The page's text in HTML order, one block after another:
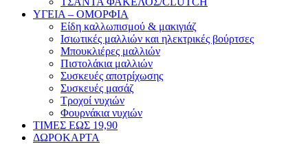
ΥΓΕΙΑ – ΟΜΟΡΦΙΑ
Είδη καλλωπισμού & μακιγιάζ
Ισιωτικές μαλλιών και ηλεκτρικές βούρτσες
Μπουκλιέρες μαλλιών
Πιστολάκια μαλλιών
Συσκευές αποτρίχωσης
Συσκευές μασάζ
Τροχοί νυχιών
Φουρνάκια νυχιών
ΤΙΜΕΣ ΕΩΣ 19,90
ΔΩΡΟΚΑΡΤΑ